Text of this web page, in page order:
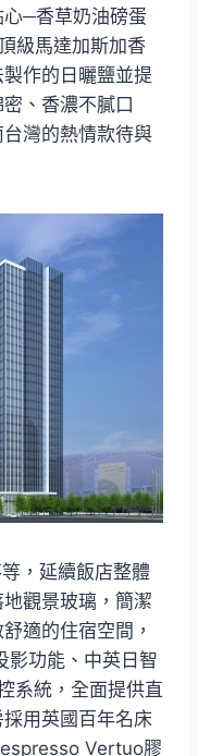
─香草奶油磅蛋
級馬達加斯加香
作的日曬鹽並提
、香濃不膩口
灣的熱情款待與
，延續飯店整體
觀景玻璃，簡潔
適的住宿空間，
影功能、中英日智
系統，全面提供直
用英國百年名床
Vertuo膠